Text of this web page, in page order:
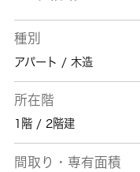
種別
アパート / 木造
所在階
1階 / 2階建
間取り・専有面積